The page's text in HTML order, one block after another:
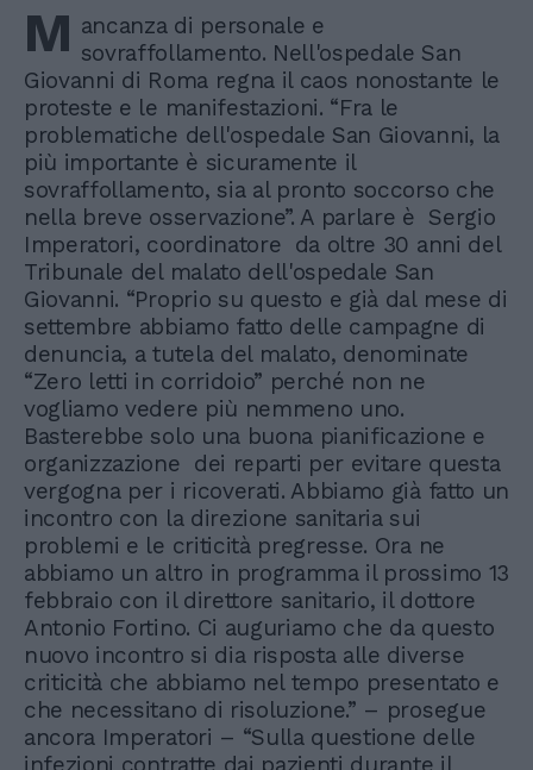
M ancanza di personale e
sovraffollamento. Nell'ospedale San
Giovanni di Roma regna il caos nonostante le
proteste e le manifestazioni. “Fra le
problematiche dell'ospedale San Giovanni, la
più importante è sicuramente il
sovraffollamento, sia al pronto soccorso che
nella breve osservazione”. A parlare è Sergio
Imperatori, coordinatore da oltre 30 anni del
Tribunale del malato dell'ospedale San
Giovanni. “Proprio su questo e già dal mese di
settembre abbiamo fatto delle campagne di
denuncia, a tutela del malato, denominate
“Zero letti in corridoio” perché non ne
vogliamo vedere più nemmeno uno.
Basterebbe solo una buona pianificazione e
organizzazione dei reparti per evitare questa
vergogna per i ricoverati. Abbiamo già fatto un
incontro con la direzione sanitaria sui
problemi e le criticità pregresse. Ora ne
abbiamo un altro in programma il prossimo 13
febbraio con il direttore sanitario, il dottore
Antonio Fortino. Ci auguriamo che da questo
nuovo incontro si dia risposta alle diverse
criticità che abbiamo nel tempo presentato e
che necessitano di risoluzione.” – prosegue
ancora Imperatori – “Sulla questione delle